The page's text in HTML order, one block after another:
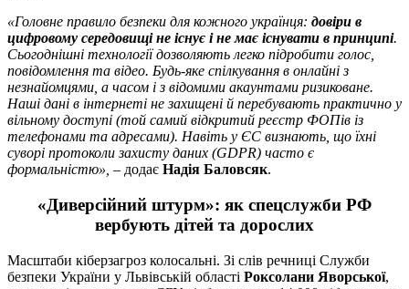
«Головне правило безпеки для кожного українця: довіри в
цифровому середовищі не існує і не має існувати в принципі.
Сьогоднішні технології дозволяють легко підробити голос,
повідомлення та відео. Будь-яке спілкування в онлайні з
незнайомцями, а часом і з відомими акаунтами ризиковане.
Наші дані в інтернеті не захищені й перебувають практично у
вільному доступі (той самий відкритий реєстр ФОПів із
телефонами та адресами). Навіть у ЄС визнають, що їхні
суворі протоколи захисту даних (GDPR) часто є
формальністю», – додає Надія Баловсяк.
«Диверсійний штурм»: як спецслужби РФ
вербують дітей та дорослих
Масштаби кіберзагроз колосальні. Зі слів речниці Служби
безпеки України у Львівській області Роксолани Яворської,